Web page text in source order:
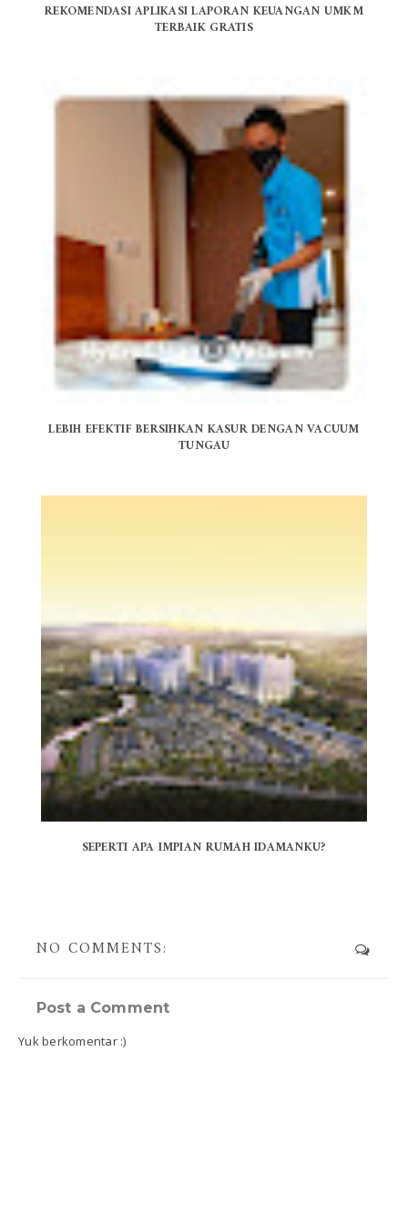
REKOMENDASI APLIKASI LAPORAN KEUANGAN UMKM
TERBAIK GRATIS
LEBIH EFEKTIF BERSIHKAN KASUR DENGAN VACUUM
TUNGAU
SEPERTI APA IMPIAN RUMAH IDAMANKU?
NO COMMENTS:
Post a Comment
Yuk berkomentar :)